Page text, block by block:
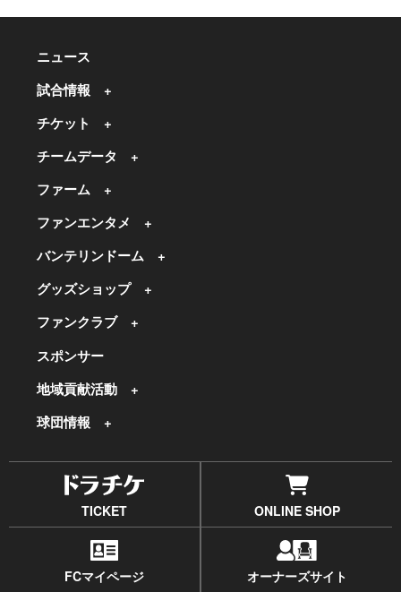
ニュース
試合情報
チケット
チームデータ
ファーム
ファンエンタメ
バンテリンドーム
グッズショップ
ファンクラブ
スポンサー
地域貢献活動
球団情報
TICKET ONLINE SHOP
FCマイページ オーナーズサイト